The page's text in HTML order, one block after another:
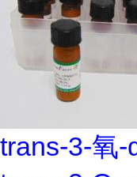
trans-3-氧-